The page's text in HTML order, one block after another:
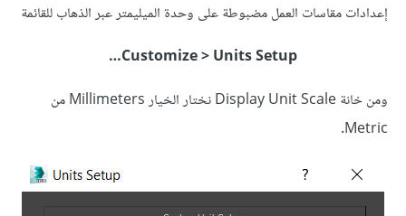
إعدادات مقاسات العمل مضبوطة على وحدة الميليمتر عبر الذهاب للقائمة
Customize > Units Setup…
ومن خانة Display Unit Scale نختار الخيار Millimeters من
Metric.